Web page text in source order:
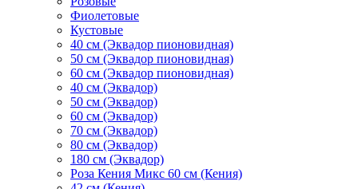
Фиолетовые
Кустовые
40 см (Эквадор пионовидная)
50 см (Эквадор пионовидная)
60 см (Эквадор пионовидная)
40 см (Эквадор)
50 см (Эквадор)
60 см (Эквадор)
70 см (Эквадор)
80 см (Эквадор)
180 см (Эквадор)
Роза Кения Микс 60 см (Кения)